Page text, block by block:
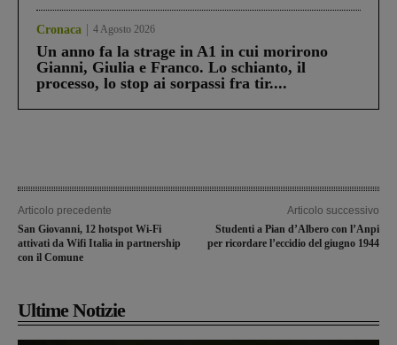
Cronaca 4 Agosto 2026
Un anno fa la strage in A1 in cui morirono
Gianni, Giulia e Franco. Lo schianto, il
processo, lo stop ai sorpassi fra tir....
Articolo precedente
San Giovanni, 12 hotspot Wi-Fi
attivati da Wifi Italia in partnership
con il Comune
Articolo successivo
Studenti a Pian d’Albero con l’Anpi
per ricordare l’eccidio del giugno 1944
Ultime Notizie